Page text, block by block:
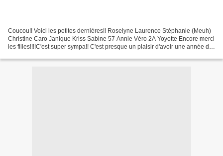
Coucou!! Voici les petites dernières!! Roselyne Laurence Stéphanie (Meuh)
Christine Caro Janique Kriss Sabine 57 Annie Véro 2A Yoyotte Encore merci
les filles!!!!C'est super sympa!! C'est presque un plaisir d'avoir une année de